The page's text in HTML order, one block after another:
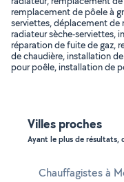
remplacement de pôele à
serviettes, déplacement de
radiateur sèche-serviettes,
réparation de fuite de gaz,
de chaudière, installation
pour poêle, installation de
Villes proches
Ayant le plus de résultats,
Chauffagistes à